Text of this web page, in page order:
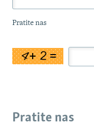
Pratite nas
Pratite nas